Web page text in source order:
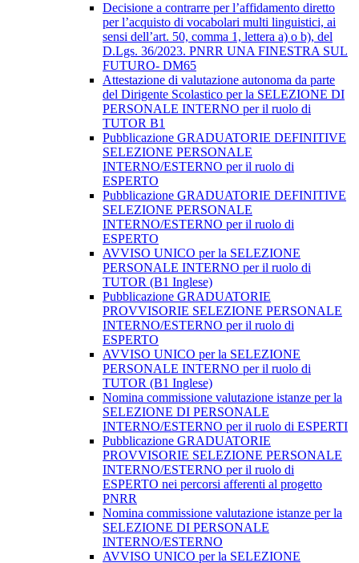
Decisione a contrarre per l’affidamento diretto
per l’acquisto di vocabolari multi linguistici, ai
sensi dell’art. 50, comma 1, lettera a) o b), del
D.Lgs. 36/2023. PNRR UNA FINESTRA SUL
FUTURO- DM65
Attestazione di valutazione autonoma da parte
del Dirigente Scolastico per la SELEZIONE DI
PERSONALE INTERNO per il ruolo di
TUTOR B1
Pubblicazione GRADUATORIE DEFINITIVE
SELEZIONE PERSONALE
INTERNO/ESTERNO per il ruolo di
ESPERTO
Pubblicazione GRADUATORIE DEFINITIVE
SELEZIONE PERSONALE
INTERNO/ESTERNO per il ruolo di
ESPERTO
AVVISO UNICO per la SELEZIONE
PERSONALE INTERNO per il ruolo di
TUTOR (B1 Inglese)
Pubblicazione GRADUATORIE
PROVVISORIE SELEZIONE PERSONALE
INTERNO/ESTERNO per il ruolo di
ESPERTO
AVVISO UNICO per la SELEZIONE
PERSONALE INTERNO per il ruolo di
TUTOR (B1 Inglese)
Nomina commissione valutazione istanze per la
SELEZIONE DI PERSONALE
INTERNO/ESTERNO per il ruolo di ESPERTI
Pubblicazione GRADUATORIE
PROVVISORIE SELEZIONE PERSONALE
INTERNO/ESTERNO per il ruolo di
ESPERTO nei percorsi afferenti al progetto
PNRR
Nomina commissione valutazione istanze per la
SELEZIONE DI PERSONALE
INTERNO/ESTERNO
AVVISO UNICO per la SELEZIONE